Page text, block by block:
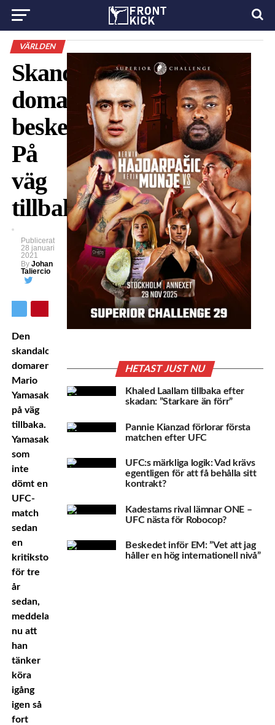
VÄRLDEN
Skandalomsusade
domarens
besked:
På
väg
tillbaka
Publicerat
28 januari
2021
By Johan
Taliercio
Den
skandalomsusade
domaren
Mario
Yamasaki
på väg
tillbaka.
Yamasaki,
som
inte
dömt en
UFC-
match
sedan
en
kritikstorm
för tre
år
sedan,
meddelar
nu att
han
tänker
köra
igång
igen så
fort
HETAST JUST NU
Khaled Laallam tillbaka efter
skadan: ”Starkare än förr”
Pannie Kianzad förlorar första
matchen efter UFC
UFC:s märkliga logik: Vad krävs
egentligen för att få behålla sitt
kontrakt?
Kadestams rival lämnar ONE –
UFC nästa för Robocop?
Beskedet inför EM: ”Vet att jag
håller en hög internationell nivå”